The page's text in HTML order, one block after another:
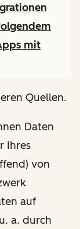
mit
Quellen.
Daten
Ihres
von
auf
a. durch